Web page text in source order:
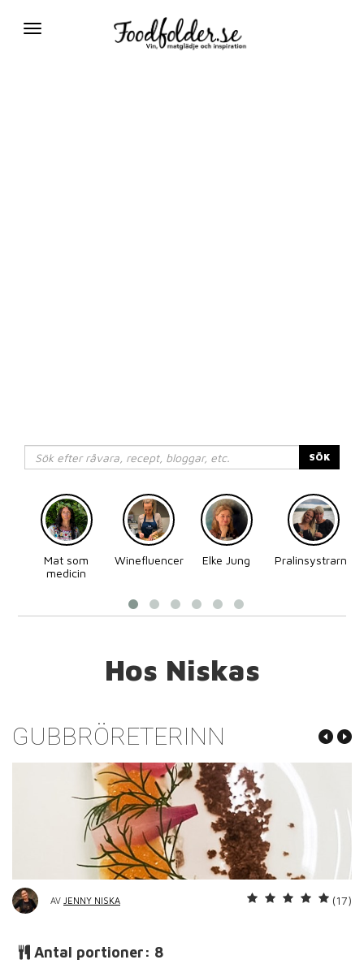
Växla
SÖK
Mat som
medicin
Winefluencer Elke Jung
Pralinsystrarna
Hos Niskas
GUBBRÖRETERINN
AV JENNY NISKA (17)
Antal portioner: 8